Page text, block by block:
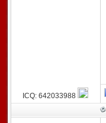
ICQ: 642033988